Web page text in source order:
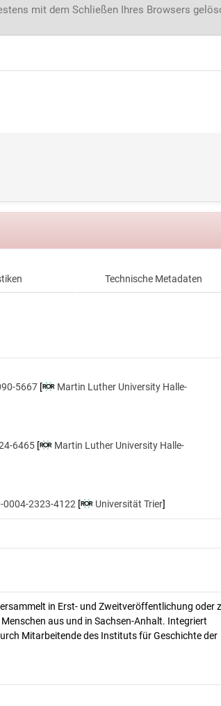
mit dem Schließen Ihres Browsers
Technische Metadaten
5667 [
Martin Luther University Halle-
6465 [
Martin Luther University Halle-
2323-4122 [ Universität Trier]
in Erst- und Zweitveröffentlichung oder
aus und in Sachsen-Anhalt. Integriert
Mitarbeitende des Instituts für Geschichte der